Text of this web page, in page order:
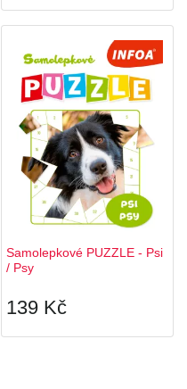
Samolepkové PUZZLE - Psi
/ Psy
139 Kč